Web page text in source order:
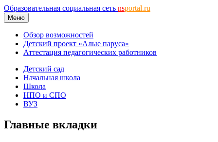
Образовательная социальная сеть nsportal.ru
Меню
Обзор возможностей
Детский проект «Алые паруса»
Аттестация педагогических работников
Детский сад
Начальная школа
Школа
НПО и СПО
ВУЗ
Главные вкладки